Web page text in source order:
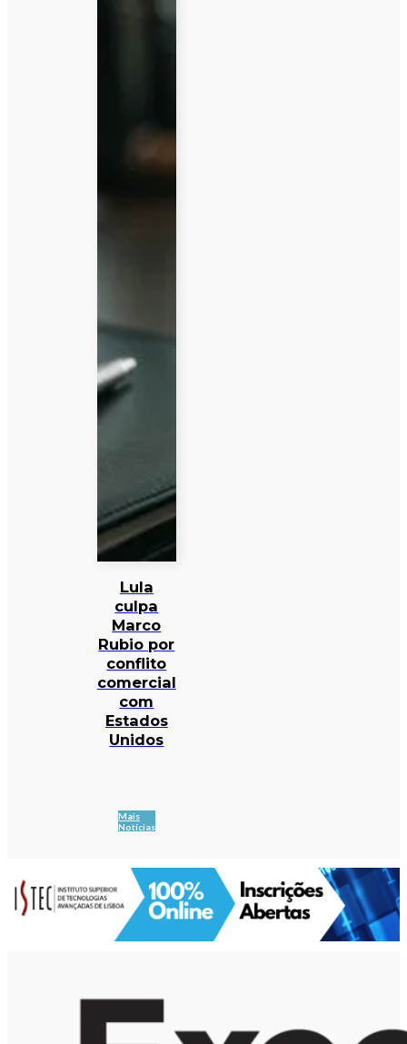
Lula
culpa
Marco
Rubio por
conflito
comercial
com
Estados
Unidos
Mais
Notícias